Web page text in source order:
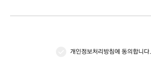
개인정보처리방침에 동의합니다.